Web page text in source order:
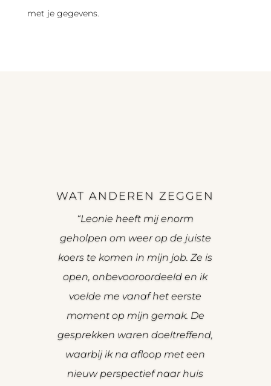
met je gegevens.
WAT ANDEREN ZEGGEN
“Leonie heeft mij enorm
geholpen om weer op de juiste
koers te komen in mijn job. Ze is
open, onbevooroordeeld en ik
voelde me vanaf het eerste
moment op mijn gemak. De
gesprekken waren doeltreffend,
waarbij ik na afloop met een
nieuw perspectief naar huis